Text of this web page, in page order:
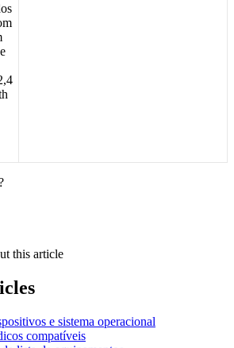
,4
this article
e sistema operacional
compatíveis